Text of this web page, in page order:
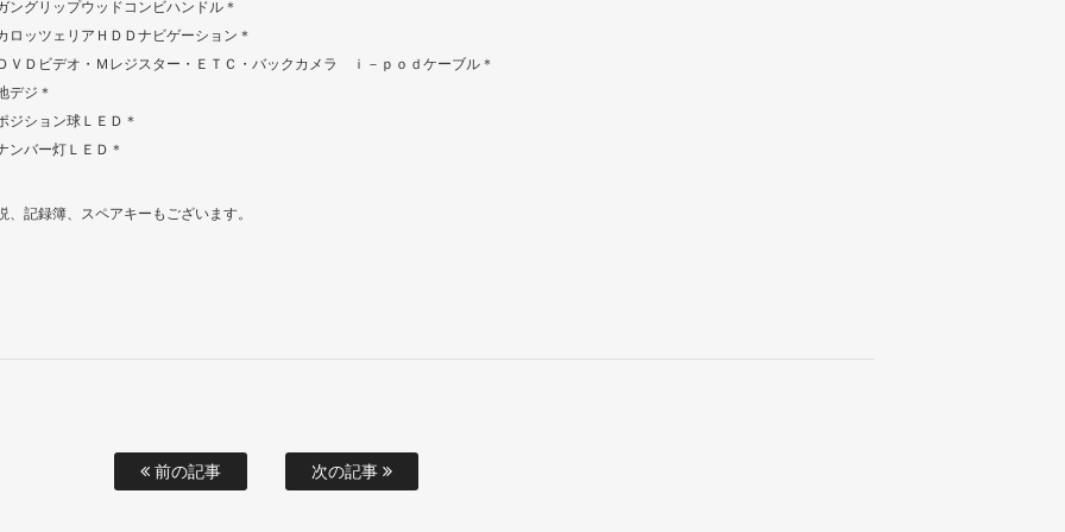
ングリップウッドコンビハンドル＊
ロッツェリアＨＤＤナビゲーション＊
ＶＤビデオ・Ｍレジスター・ＥＴＣ・バックカメラ ｉ－ｐｏｄケーブル＊
デジ＊
ジション球ＬＥＤ＊
ンバー灯ＬＥＤ＊
、記録簿、スペアキーもございます。
前の記事 次の記事